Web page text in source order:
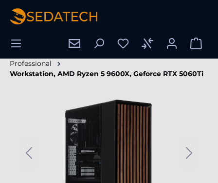
springen
Professional
Workstation, AMD Ryzen 5 9600X, Geforce RTX 5060Ti
Bildergalerie überspringen